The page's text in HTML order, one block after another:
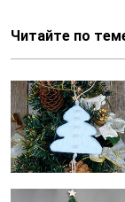
Читайте по